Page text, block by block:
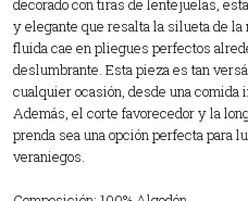
decorado con tiras de lentejuelas,
y elegante que resalta la silueta de
fluida cae en pliegues perfectos
deslumbrante. Esta pieza es tan
cualquier ocasión, desde una comida
Además, el corte favorecedor y la
prenda sea una opción perfecta para
veraniegos.